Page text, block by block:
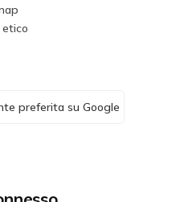
etico
preferita su Google